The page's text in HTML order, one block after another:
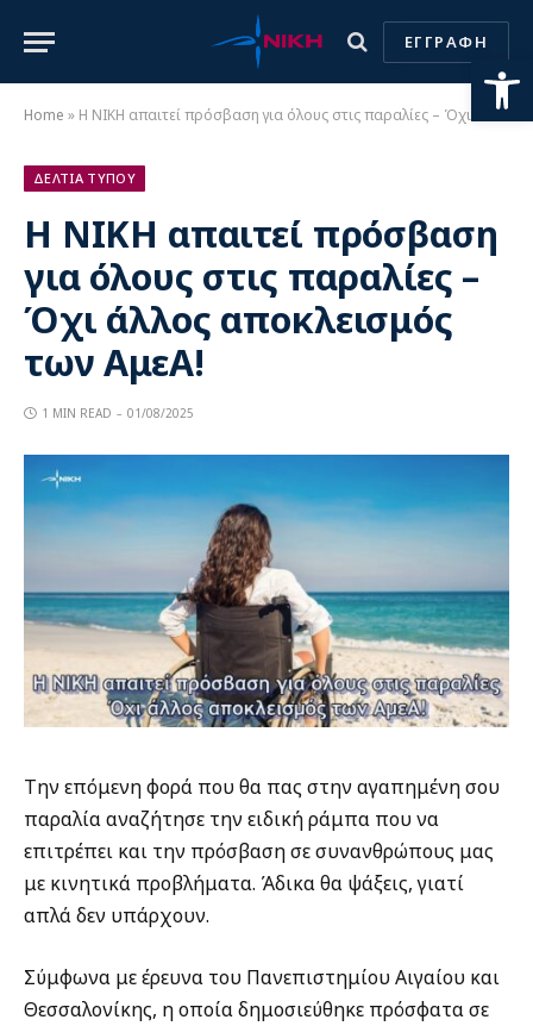
ΕΓΓΡΑΦΗ
Home » Η ΝΙΚΗ απαιτεί πρόσβαση για όλους στις παραλίες – Όχι άλλος αποκλεισμός των ΑμεΑ!
ΔΕΛΤΙΑ ΤΥΠΟΥ
Η ΝΙΚΗ απαιτεί πρόσβαση
για όλους στις παραλίες –
Όχι άλλος αποκλεισμός
των ΑμεΑ!
1 MIN READ 01/08/2025
Την επόμενη φορά που θα πας στην αγαπημένη σου
παραλία αναζήτησε την ειδική ράμπα που να
επιτρέπει και την πρόσβαση σε συνανθρώπους μας
με κινητικά προβλήματα. Άδικα θα ψάξεις, γιατί
απλά δεν υπάρχουν.
Σύμφωνα με έρευνα του Πανεπιστημίου Αιγαίου και
Θεσσαλονίκης, η οποία δημοσιεύθηκε πρόσφατα σε